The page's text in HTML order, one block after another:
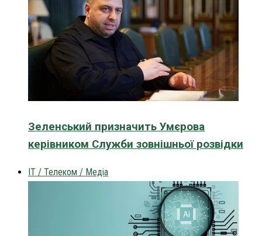
Зеленський призначить Умєрова
керівником Служби зовнішньої розвідки
IT / Телеком / Медіа